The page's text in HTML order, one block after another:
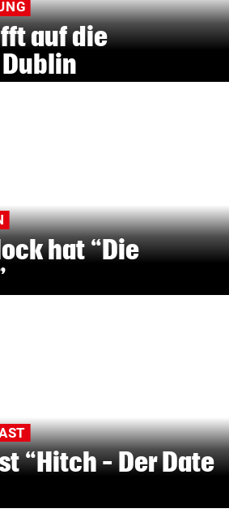
auf die
hat “Die
“Hitch – Der Date